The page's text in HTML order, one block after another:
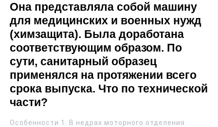
Она представляла собой машину
для медицинских и военных нужд
(химзащита). Была доработана
соответствующим образом. По
сути, санитарный образец
применялся на протяжении всего
срока выпуска. Что по технической
части?
Особенности 1. В недрах моторного отделения